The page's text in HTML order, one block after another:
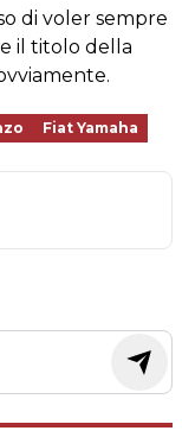
di voler sempre
il titolo della
Fiat Yamaha